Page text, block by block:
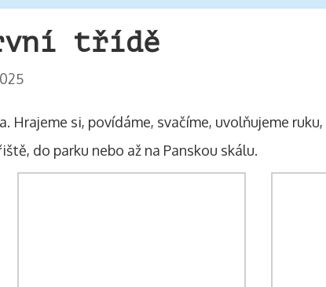
třídě
Hrajeme si, povídáme, svačíme, uvolňujeme
do parku nebo až na Panskou skálu.